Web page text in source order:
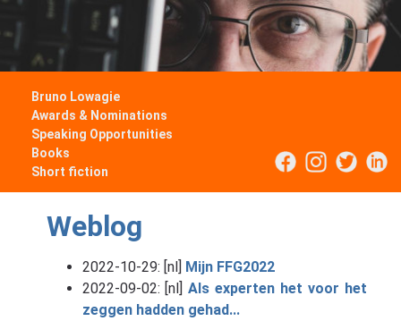
Bruno Lowagie
Awards & Nominations
Speaking Opportunities
Books
Short fiction
Weblog
2022-10-29: [nl] Mijn FFG2022
2022-09-02: [nl]Als experten het voor het
zeggen hadden gehad...